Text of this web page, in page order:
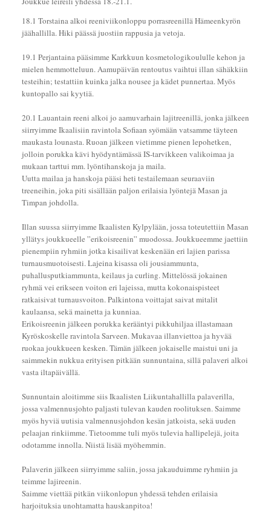
18.1 Torstaina alkoi reeniviikonloppu porrasreenillä Hämeenkyrön
jäähallilla. Hiki päässä juostiin rappusia ja vetoja.
19.1 Perjantaina pääsimme Karkkuun kosmetologikoululle kehon ja
mielen hemmotteluun. Aamupäivän rentoutus vaihtui illan sähäkkiin
testeihin; testattiin kuinka jalka nousee ja kädet punnertaa. Myös
kuntopallo sai kyytiä.
20.1 Lauantain reeni alkoi jo aamuvarhain lajitreenillä, jonka jälkeen
siirryimme Ikaalisiin ravintola Sofiaan syömään vatsamme täyteen
maukasta lounasta. Ruoan jälkeen vietimme pienen lepohetken,
jolloin porukka kävi hyödyntämässä IS-tarvikkeen valikoimaa ja
mukaan tarttui mm. lyöntihanskoja ja maila.
Uutta mailaa ja hanskoja pääsi heti testailemaan seuraaviin
treeneihin, joka piti sisällään paljon erilaisia lyöntejä Masan ja
Timpan johdolla.
Illan suussa siirryimme Ikaalisten Kylpylään, jossa toteutettiin Masan
yllätys joukkueelle ”erikoisreenin” muodossa. Joukkueemme jaettiin
pienempiin ryhmiin jotka kisailivat keskenään eri lajien parissa
turnausmuotoisesti. Lajeina kisassa oli jousiammunta,
puhallusputkiammunta, keilaus ja curling. Mittelössä jokainen
ryhmä vei erikseen voiton eri lajeissa, mutta kokonaispisteet
ratkaisivat turnausvoiton. Palkintona voittajat saivat mitalit
kaulaansa, sekä mainetta ja kunniaa.
Erikoisreenin jälkeen porukka kerääntyi pikkuhiljaa illastamaan
Kyröskoskelle ravintola Sarveen. Mukavaa illanviettoa ja hyvää
ruokaa joukkueen kesken. Tämän jälkeen jokaiselle maistui uni ja
saimmekin nukkua erityisen pitkään sunnuntaina, sillä palaveri alkoi
vasta iltapäivällä.
Sunnuntain aloitimme siis Ikaalisten Liikuntahallilla palaverilla,
jossa valmennusjohto paljasti tulevan kauden roolituksen. Saimme
myös hyviä uutisia valmennusjohdon kesän jatkoista, sekä uuden
pelaajan rinkiimme. Tietoomme tuli myös tulevia hallipelejä, joita
odotamme innolla. Niistä lisää myöhemmin.
Palaverin jälkeen siirryimme saliin, jossa jakauduimme ryhmiin ja
teimme lajireenin.
Saimme viettää pitkän viikonlopun yhdessä tehden erilaisia
harjoituksia unohtamatta hauskanpitoa!